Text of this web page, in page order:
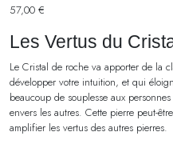
57,00 €
Les Vertus du
Le Cristal de roche va apporter de la
développer votre intuition, et qui
beaucoup de souplesse aux
envers les autres. Cette pierre peut-
amplifier les vertus des autres pierres.